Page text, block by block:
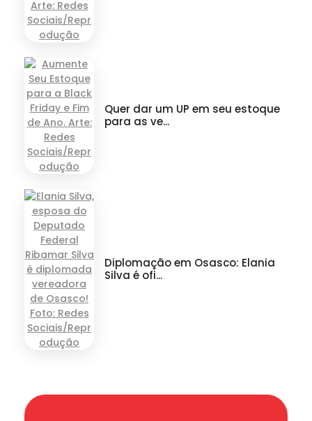
Quer dar um UP em seu estoque
para as ve...
Diplomação em Osasco: Elania
Silva é ofi...